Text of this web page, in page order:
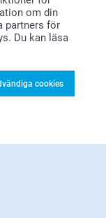
om din
partners för
Du kan läsa
cookies